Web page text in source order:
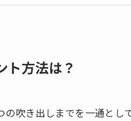
ト方法は？
吹き出しまでを一通とし